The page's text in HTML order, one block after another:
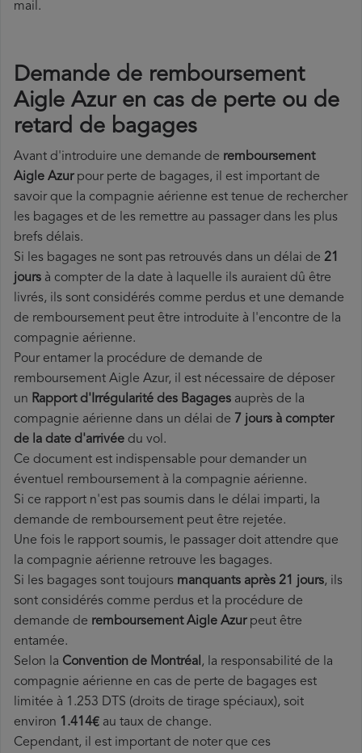
mail.
Demande de remboursement
Aigle Azur en cas de perte ou de
retard de bagages
Avant d'introduire une demande de remboursement
Aigle Azurpour perte de bagages, il est important de
savoir que la compagnie aérienne est tenue de rechercher
les bagages et de les remettre au passager dans les plus
brefs délais.
Si les bagages ne sont pas retrouvés dans un délai de 21
jours à compter de la date à laquelle ils auraient dû être
livrés, ils sont considérés comme perdus et une demande
de remboursement peut être introduite à l'encontre de la
compagnie aérienne.
Pour entamer la procédure de demande de
remboursement Aigle Azur, il est nécessaire de déposer
un Rapport d'Irrégularité des Bagages auprès de la
compagnie aérienne dans un délai de 7 jours à compter
de la date d'arrivée du vol.
Ce document est indispensable pour demander un
éventuel remboursement à la compagnie aérienne.
Si ce rapport n'est pas soumis dans le délai imparti, la
demande de remboursement peut être rejetée.
Une fois le rapport soumis, le passager doit attendre que
la compagnie aérienne retrouve les bagages.
Si les bagages sont toujours manquants après 21 jours, ils
sont considérés comme perdus et la procédure de
demande de remboursement Aigle Azurpeut être
entamée.
Selon la Convention de Montréal, la responsabilité de la
compagnie aérienne en cas de perte de bagages est
limitée à 1.253 DTS (droits de tirage spéciaux), soit
environ 1.414€ au taux de change.
Cependant, il est important de noter que ces